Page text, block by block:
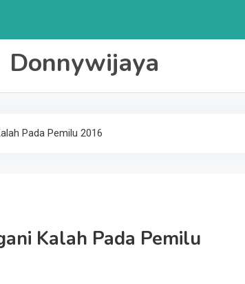
Donnywijaya
Pada Pemilu 2016
Kalah Pada Pemilu